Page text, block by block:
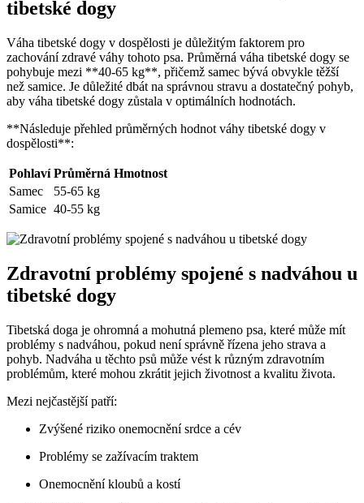
tibetské dogy
Váha tibetské dogy v dospělosti je důležitým faktorem pro
zachování zdravé váhy tohoto psa. Průměrná váha tibetské dogy se
pohybuje mezi **40-65 kg**, přičemž samec bývá obvykle těžší
než samice. Je důležité dbát na správnou stravu a dostatečný pohyb,
aby váha tibetské dogy zůstala v optimálních hodnotách.
**Následuje přehled průměrných hodnot váhy tibetské dogy v
dospělosti**:
Pohlaví Průměrná Hmotnost
Samec
55-65 kg
Samice 40-55 kg
Zdravotní problémy spojené s nadváhou u
tibetské dogy
Tibetská doga je ohromná a mohutná plemeno psa, které může mít
problémy s nadváhou, pokud není správně řízena jeho strava a
pohyb. Nadváha u těchto psů může vést k různým zdravotním
problémům, které mohou zkrátit jejich životnost a kvalitu života.
Mezi nejčastější patří:
Zvýšené riziko onemocnění srdce a cév
Problémy se zažívacím traktem
Onemocnění kloubů a kostí